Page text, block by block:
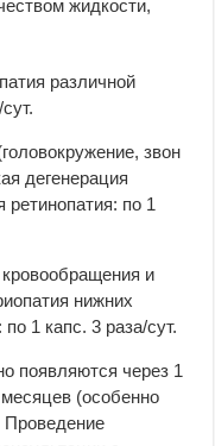
жидкости,
различной
звон
дегенерация
ретинопатия: по 1
и
нижних
1 капс. 3 раза/сут.
появляются через 1
(особенно
Проведение